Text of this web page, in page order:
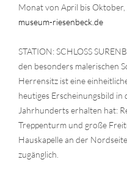
Monat von April bis
museum-riesenbeck.de
STATION: SCHLOSS
den besonders malerischen
Herrensitz ist eine
heutiges Erscheinungsbild in
Jahrhunderts erhalten hat:
Treppenturm und große
Hauskapelle an der
zugänglich.